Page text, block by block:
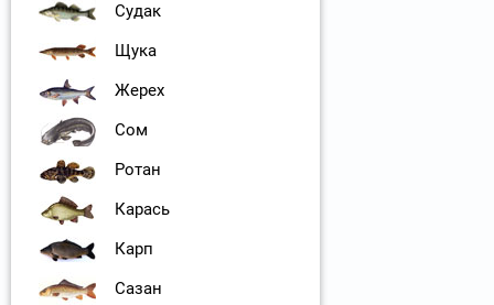
Судак
Щука
Жерех
Сом
Ротан
Карась
Карп
Сазан